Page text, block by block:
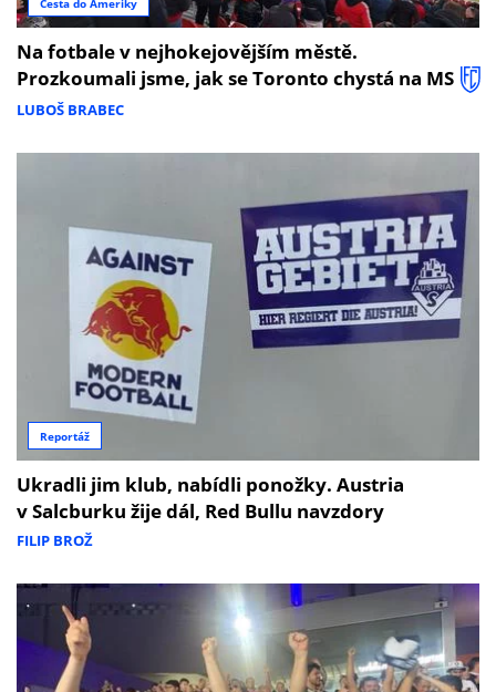
Na fotbale v nejhokejovějším městě.
Prozkoumali jsme, jak se Toronto chystá na MS
LUBOŠ BRABEC
Reportáž
Ukradli jim klub, nabídli ponožky. Austria
v Salcburku žije dál, Red Bullu navzdory
FILIP BROŽ